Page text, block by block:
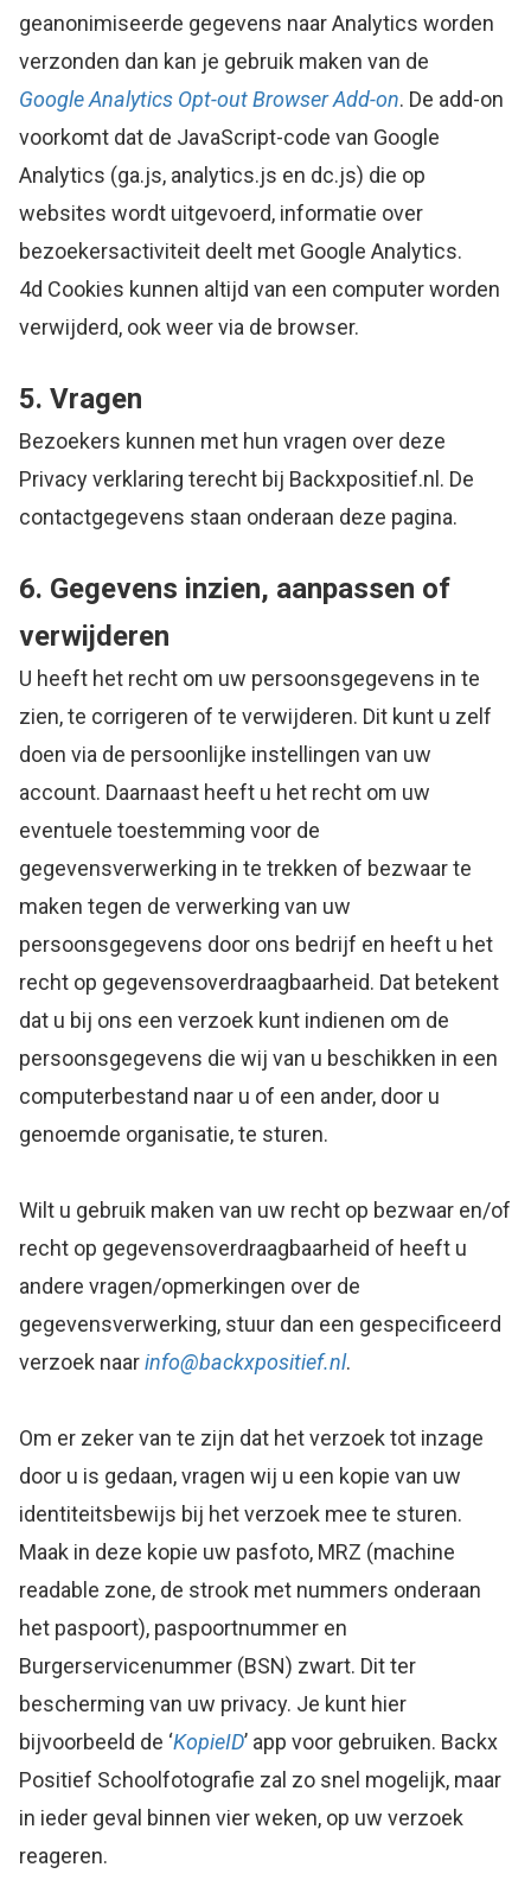
geanonimiseerde gegevens naar Analytics worden
verzonden dan kan je gebruik maken van de
Google Analytics Opt-out Browser Add-on. De add-on
voorkomt dat de JavaScript-code van Google
Analytics (ga.js, analytics.js en dc.js) die op
websites wordt uitgevoerd, informatie over
bezoekersactiviteit deelt met Google Analytics.
4d Cookies kunnen altijd van een computer worden
verwijderd, ook weer via de browser.
5. Vragen
Bezoekers kunnen met hun vragen over deze
Privacy verklaring terecht bij Backxpositief.nl. De
contactgegevens staan onderaan deze pagina.
6. Gegevens inzien, aanpassen of
verwijderen
U heeft het recht om uw persoonsgegevens in te
zien, te corrigeren of te verwijderen. Dit kunt u zelf
doen via de persoonlijke instellingen van uw
account. Daarnaast heeft u het recht om uw
eventuele toestemming voor de
gegevensverwerking in te trekken of bezwaar te
maken tegen de verwerking van uw
persoonsgegevens door ons bedrijf en heeft u het
recht op gegevensoverdraagbaarheid. Dat betekent
dat u bij ons een verzoek kunt indienen om de
persoonsgegevens die wij van u beschikken in een
computerbestand naar u of een ander, door u
genoemde organisatie, te sturen.
Wilt u gebruik maken van uw recht op bezwaar en/of
recht op gegevensoverdraagbaarheid of heeft u
andere vragen/opmerkingen over de
gegevensverwerking, stuur dan een gespecificeerd
verzoek naarinfo@backxpositief.nl.
Om er zeker van te zijn dat het verzoek tot inzage
door u is gedaan, vragen wij u een kopie van uw
identiteitsbewijs bij het verzoek mee te sturen.
Maak in deze kopie uw pasfoto, MRZ (machine
readable zone, de strook met nummers onderaan
het paspoort), paspoortnummer en
Burgerservicenummer (BSN) zwart. Dit ter
bescherming van uw privacy. Je kunt hier
bijvoorbeeld de ‘KopieID’ app voor gebruiken. Backx
Positief Schoolfotografie zal zo snel mogelijk, maar
in ieder geval binnen vier weken, op uw verzoek
reageren.